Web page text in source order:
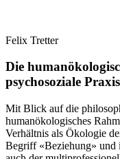
Felix Tretter
Die
psychosoziale Praxis
Mit Blick auf die
humanökologisches
Verhältnis als Ökologie
Begriff «Beziehung» und